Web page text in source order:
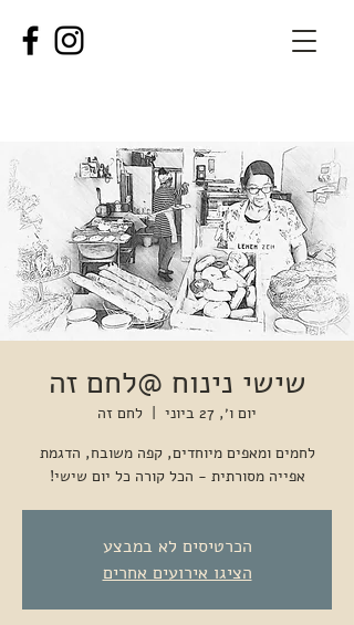
שישי נינוח @לחם זה
יום ו׳, 27 ביוני
  |
לחם זה
לחמים ומאפים מיוחדים, קפה משובח, הדגמת
אפייה מסורתית - הכל קורה כל יום שישי!
הכרטיסים לא במבצע
הציגו אירועים אחרים